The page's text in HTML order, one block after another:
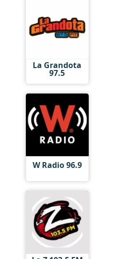
La Grandota
97.5
W Radio 96.9